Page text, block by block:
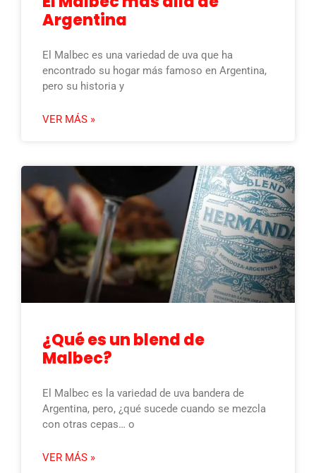
Argentina
El Malbec es una variedad de uva que ha
encontrado su hogar más famoso en Argentina,
pero su historia y
VER MÁS »
¿Qué es un blend de
Malbec?
El Malbec es la variedad de uva bandera de
Argentina, pero, ¿qué sucede cuando se mezcla
con otras cepas… o
VER MÁS »